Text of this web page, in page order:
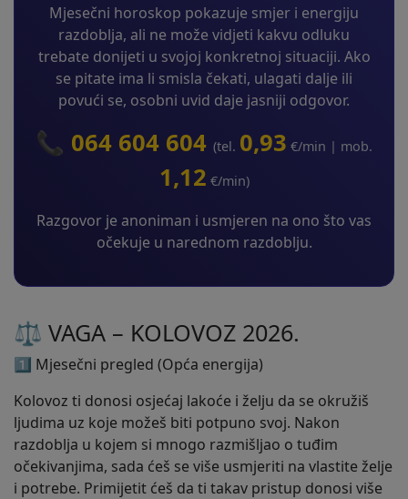
Mjesečni horoskop pokazuje smjer i energiju
razdoblja, ali ne može vidjeti kakvu odluku
trebate donijeti u svojoj konkretnoj situaciji. Ako
se pitate ima li smisla čekati, ulagati dalje ili
povući se, osobni uvid daje jasniji odgovor.
📞 064 604 604 (tel. 0,93 €/min | mob.
1,12 €/min)
Razgovor je anoniman i usmjeren na ono što vas
očekuje u narednom razdoblju.
⚖️ VAGA – KOLOVOZ 2026.
1️⃣ Mjesečni pregled (Opća energija)
Kolovoz ti donosi osjećaj lakoće i želju da se okružiš
ljudima uz koje možeš biti potpuno svoj. Nakon
razdoblja u kojem si mnogo razmišljao o tuđim
očekivanjima, sada ćeš se više usmjeriti na vlastite želje
i potrebe. Primijetit ćeš da ti takav pristup donosi više